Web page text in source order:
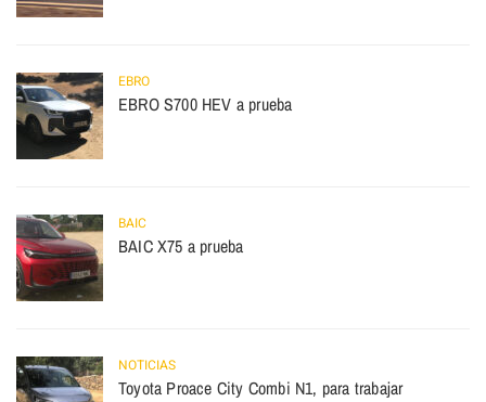
EBRO
EBRO S700 HEV a prueba
BAIC
BAIC X75 a prueba
NOTICIAS
Toyota Proace City Combi N1, para trabajar